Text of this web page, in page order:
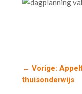
← Vorige:
thuisonderwijs